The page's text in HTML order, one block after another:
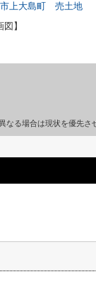
図】
る場合は現状を優先さ